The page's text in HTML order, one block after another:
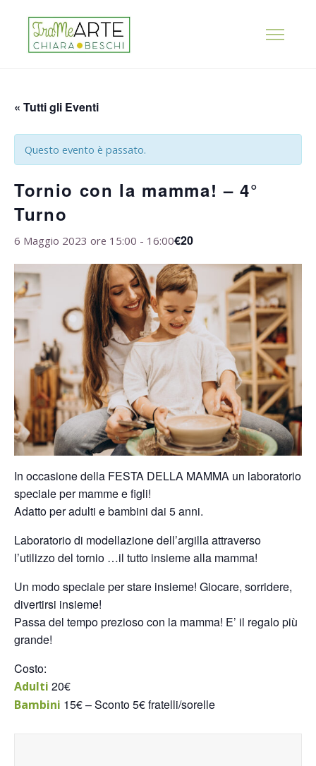
« Tutti gli Eventi
Questo evento è passato.
Tornio con la mamma! – 4°
Turno
6 Maggio 2023 ore 15:00 - 16:00€20
In occasione della FESTA DELLA MAMMA un laboratorio
speciale per mamme e figli!
Adatto per adulti e bambini dai 5 anni.
Laboratorio di modellazione dell’argilla attraverso
l’utilizzo del tornio …il tutto insieme alla mamma!
Un modo speciale per stare insieme! Giocare, sorridere,
divertirsi insieme!
Passa del tempo prezioso con la mamma! E’ il regalo più
grande!
Costo:
Adulti 20€
Bambini 15€ – Sconto 5€ fratelli/sorelle